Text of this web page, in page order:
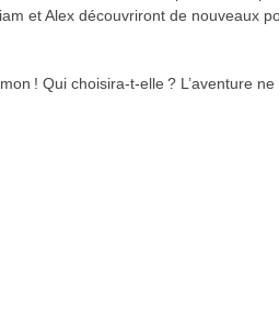
et Alex découvriront de nouveaux
! Qui choisira-t-elle ? L’aventure